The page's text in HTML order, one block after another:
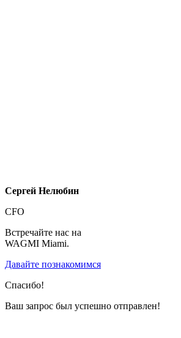
Сергей Нелюбин
CFO
Встречайте нас на
WAGMI Miami.
Давайте познакомимся
Спасибо!
Ваш запрос был успешно отправлен!